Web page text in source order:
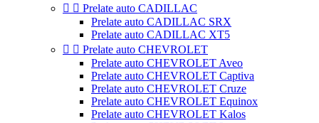
  Prelate auto CADILLAC
Prelate auto CADILLAC SRX
Prelate auto CADILLAC XT5
  Prelate auto CHEVROLET
Prelate auto CHEVROLET Aveo
Prelate auto CHEVROLET Captiva
Prelate auto CHEVROLET Cruze
Prelate auto CHEVROLET Equinox
Prelate auto CHEVROLET Kalos